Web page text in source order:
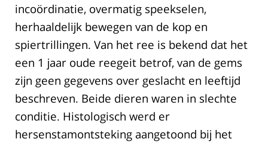
incoördinatie, overmatig speekselen,
herhaaldelijk bewegen van de kop en
spiertrillingen. Van het ree is bekend dat het
een 1 jaar oude reegeit betrof, van de gems
zijn geen gegevens over geslacht en leeftijd
beschreven. Beide dieren waren in slechte
conditie. Histologisch werd er
hersenstamontsteking aangetoond bij het